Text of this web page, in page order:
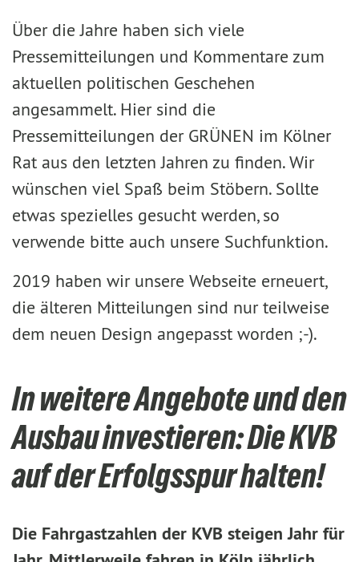
Über die Jahre haben sich viele
Pressemitteilungen und Kommentare zum
aktuellen politischen Geschehen
angesammelt. Hier sind die
Pressemitteilungen der GRÜNEN im Kölner
Rat aus den letzten Jahren zu finden. Wir
wünschen viel Spaß beim Stöbern. Sollte
etwas spezielles gesucht werden, so
verwende bitte auch unsere Suchfunktion.
2019 haben wir unsere Webseite erneuert,
die älteren Mitteilungen sind nur teilweise
dem neuen Design angepasst worden ;-).
In weitere Angebote und den
Ausbau investieren: Die KVB
auf der Erfolgsspur halten!
Die Fahrgastzahlen der KVB steigen Jahr für